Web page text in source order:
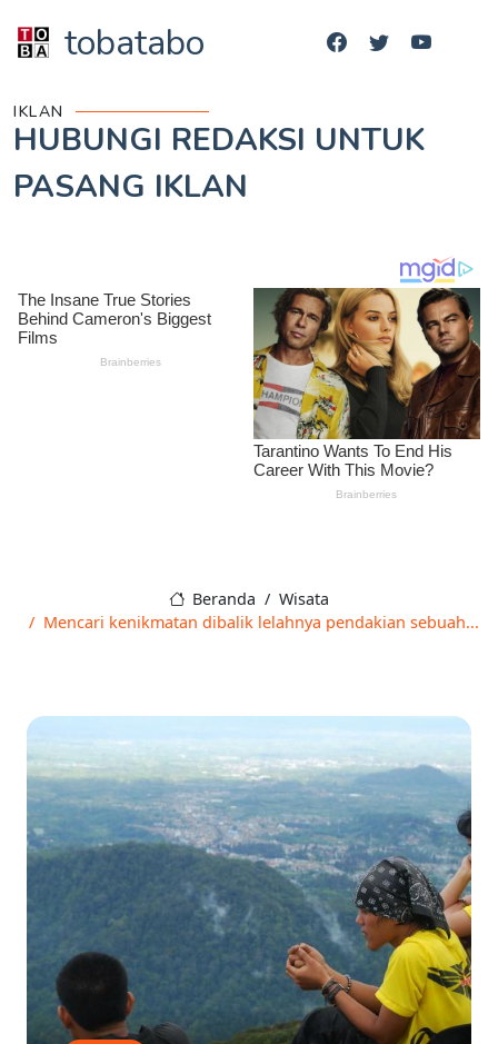
tobatabo
IKLAN
HUBUNGI REDAKSI UNTUK
PASANG IKLAN
Beranda
Wisata
Mencari kenikmatan dibalik lelahnya pendakian sebuah...